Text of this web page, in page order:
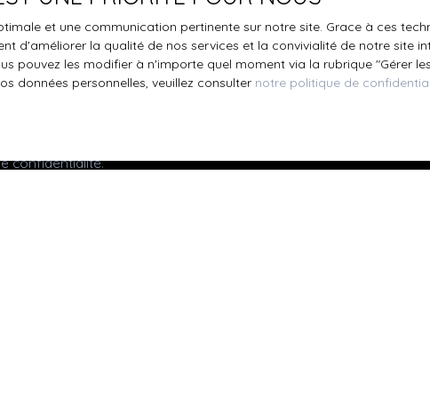
inscrire gratuitement sur la liste d'opposition au démarchage
L223-1 du code de la consommation, sur le site Internet
ou par courrier adressé à :
plus sur le traitement de vos données personnelles, veuillez
confidentialité.
et une communication pertinente sur notre site. Grace à ces
d'améliorer la qualité de nos services et la convivialité de notre site
pouvez les modifier à n'importe quel moment via la rubrique ″Gérer
données personnelles, veuillez consulter notre politique de